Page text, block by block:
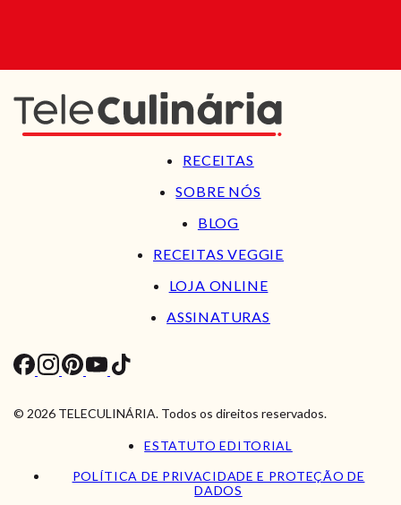
RECEITAS
SOBRE NÓS
BLOG
RECEITAS VEGGIE
LOJA ONLINE
ASSINATURAS
© 2026 TELECULINÁRIA. Todos os direitos reservados.
ESTATUTO EDITORIAL
POLÍTICA DE PRIVACIDADE E PROTEÇÃO DE
DADOS